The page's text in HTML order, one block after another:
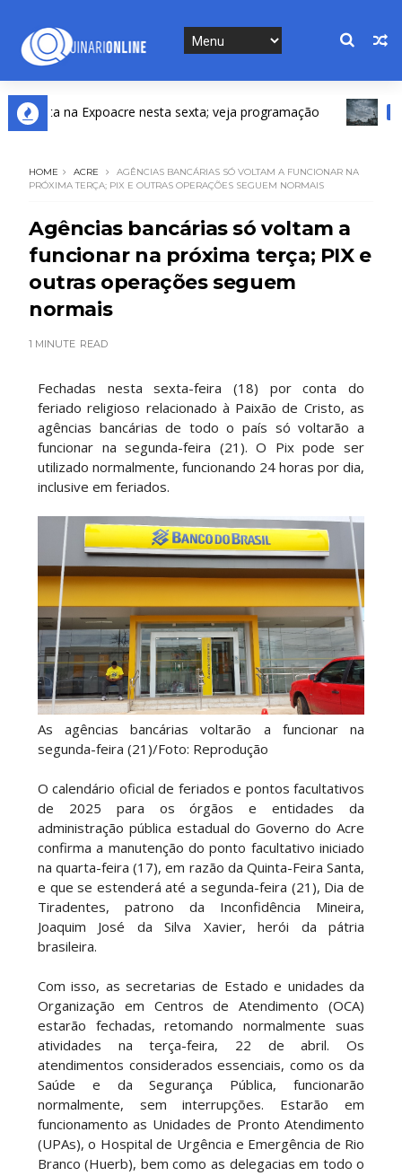
na Expoacre nesta sexta; veja programação
HOME ACRE
AGÊNCIAS BANCÁRIAS SÓ VOLTAM A FUNCIONAR NA
PRÓXIMA TERÇA; PIX E OUTRAS OPERAÇÕES SEGUEM NORMAIS
Agências bancárias só voltam a
funcionar na próxima terça; PIX e
outras operações seguem
normais
1 MINUTE READ
Fechadas nesta sexta-feira (18) por conta do
feriado religioso relacionado à Paixão de Cristo, as
agências bancárias de todo o país só voltarão a
funcionar na segunda-feira (21). O Pix pode ser
utilizado normalmente, funcionando 24 horas por dia,
inclusive em feriados.
As agências bancárias voltarão a funcionar na
segunda-feira (21)/Foto: Reprodução
O calendário oficial de feriados e pontos facultativos
de 2025 para os órgãos e entidades da
administração pública estadual do Governo do Acre
confirma a manutenção do ponto facultativo iniciado
na quarta-feira (17), em razão da Quinta-Feira Santa,
e que se estenderá até a segunda-feira (21), Dia de
Tiradentes, patrono da Inconfidência Mineira,
Joaquim José da Silva Xavier, herói da pátria
brasileira.
Com isso, as secretarias de Estado e unidades da
Organização em Centros de Atendimento (OCA)
estarão fechadas, retomando normalmente suas
atividades na terça-feira, 22 de abril. Os
atendimentos considerados essenciais, como os da
Saúde e da Segurança Pública, funcionarão
normalmente, sem interrupções. Estarão em
funcionamento as Unidades de Pronto Atendimento
(UPAs), o Hospital de Urgência e Emergência de Rio
Branco (Huerb), bem como as delegacias em todo o